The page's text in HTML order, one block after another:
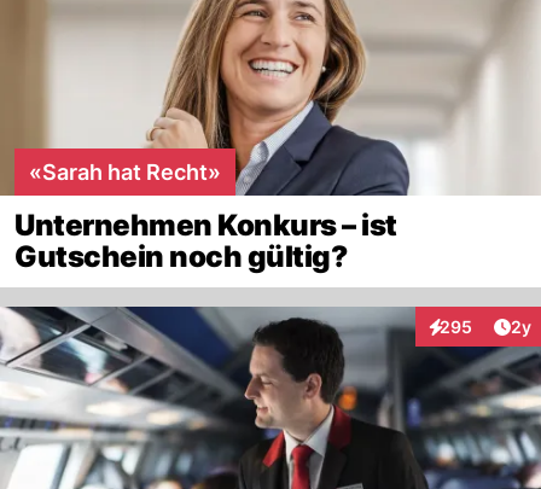
«Sarah hat Recht»
Unternehmen Konkurs – ist
Gutschein noch gültig?
295
Interaktionen
2y